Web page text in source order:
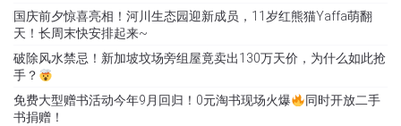
国庆前夕惊喜亮相！河川生态园迎新成员，11岁红熊猫Yaffa萌翻
天！长周末快安排起来~
破除风水禁忌！新加坡坟场旁组屋竟卖出130万天价，为什么如此抢
手？
免费大型赠书活动今年9月回归！0元淘书现场火爆
同时开放二手
书捐赠！